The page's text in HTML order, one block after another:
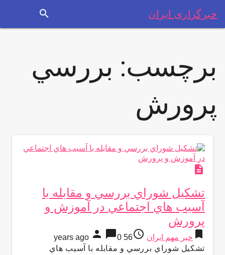
خبرگزاری ایران search
برچسب: بررسي
پرورش
description
تشكيل شوراي بررسي و مقابله با
آسيب هاي اجتماعي در آموزش و
پرورش
bookmark خبر مهم ایران access_time
56 years ago
person chat_bubble0
تشكيل شوراي بررسي و مقابله با آسيب هاي